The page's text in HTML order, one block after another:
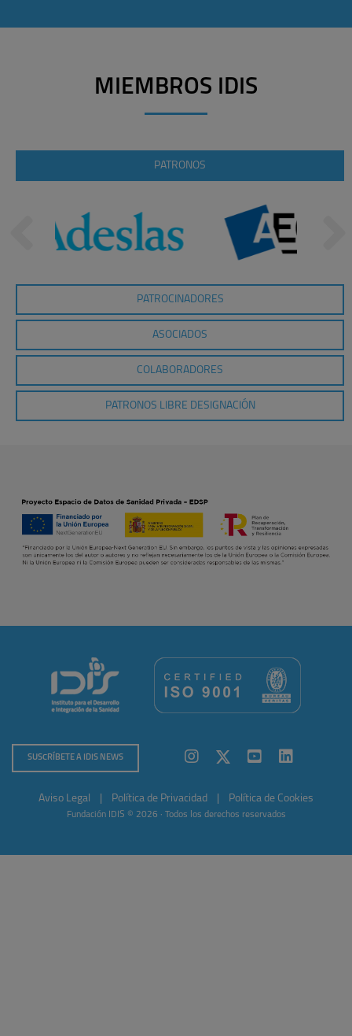
MIEMBROS IDIS
PATRONOS
PATROCINADORES
ASOCIADOS
COLABORADORES
PATRONOS LIBRE DESIGNACIÓN
SUSCRÍBETE A IDIS NEWS
Aviso Legal Política de Privacidad Política de Cookies
Fundación IDIS © 2026 · Todos los derechos reservados